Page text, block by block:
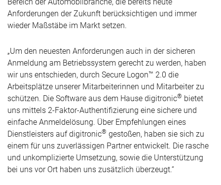
Anforderungen der Zukunft berücksichtigen und immer
wieder Maßstäbe im Markt setzen.
„Um den neuesten Anforderungen auch in der sicheren
Anmeldung am Betriebssystem gerecht zu werden, haben
wir uns entschieden, durch Secure Logon™ 2.0 die
Arbeitsplätze unserer Mitarbeiterinnen und Mitarbeiter zu
schützen. Die Software aus dem Hause digitronic® bietet
uns mittels 2-Faktor-Authentifizierung eine sichere und
einfache Anmeldelösung. Über Empfehlungen eines
Dienstleisters auf digitronic® gestoßen, haben sie sich zu
einem für uns zuverlässigen Partner entwickelt. Die rasche
und unkomplizierte Umsetzung, sowie die Unterstützung
bei uns vor Ort haben uns zusätzlich überzeugt.“